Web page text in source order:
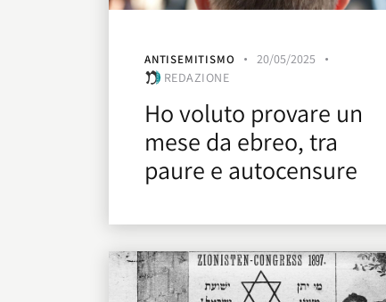
ANTISEMITISMO
20/05/2025
REDAZIONE
Ho voluto provare un
mese da ebreo, tra
paure e autocensure